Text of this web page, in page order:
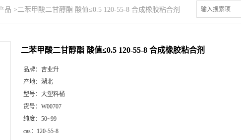
品 >二苯甲酸二甘醇酯 酸值≤0.5 120-55-8 合成橡胶粘合剂
二苯甲酸二甘醇酯 酸值≤0.5 120-55-8 合成橡胶粘合剂
品牌： 吉业升
产地： 湖北
型号： 大塑料桶
货号： W00707
纯度： 50~99
cas： 120-55-8